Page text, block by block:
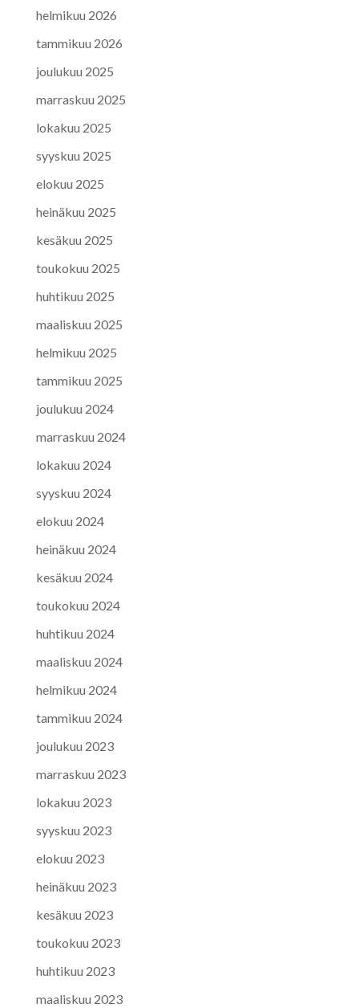
helmikuu 2026
tammikuu 2026
joulukuu 2025
marraskuu 2025
lokakuu 2025
syyskuu 2025
elokuu 2025
heinäkuu 2025
kesäkuu 2025
toukokuu 2025
huhtikuu 2025
maaliskuu 2025
helmikuu 2025
tammikuu 2025
joulukuu 2024
marraskuu 2024
lokakuu 2024
syyskuu 2024
elokuu 2024
heinäkuu 2024
kesäkuu 2024
toukokuu 2024
huhtikuu 2024
maaliskuu 2024
helmikuu 2024
tammikuu 2024
joulukuu 2023
marraskuu 2023
lokakuu 2023
syyskuu 2023
elokuu 2023
heinäkuu 2023
kesäkuu 2023
toukokuu 2023
huhtikuu 2023
maaliskuu 2023